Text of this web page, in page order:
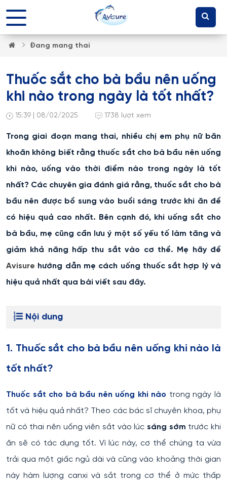
Đang mang thai
Thuốc sắt cho bà bầu nên uống
khi nào trong ngày là tốt nhất?
15:39 | 08/02/2025 1738 lượt xem
Trong giai đoạn mang thai, nhiều chị em phụ nữ băn
khoăn không biết rằng thuốc sắt cho bà bầu nên uống
khi nào, uống vào thời điểm nào trong ngày là tốt
nhất? Các chuyên gia đánh giá rằng, thuốc sắt cho bà
bầu nên được bổ sung vào buổi sáng trước khi ăn để
có hiệu quả cao nhất. Bên cạnh đó, khi uống sắt cho
bà bầu, mẹ cũng cần lưu ý một số yếu tố làm tăng và
giảm khả năng hấp thu sắt vào cơ thể. Mẹ hãy để
Avisure hướng dẫn mẹ cách uống thuốc sắt hợp lý và
hiệu quả nhất qua bài viết sau đây.
Nội dung
1. Thuốc sắt cho bà bầu nên uống khi nào là
tốt nhất?
Thuốc sắt cho bà bầu nên uống khi nào trong ngày là
tốt và hiệu quả nhất? Theo các bác sĩ chuyên khoa, phụ
nữ có thai nên uống viên sắt vào lúc sáng sớm trước khi
ăn sẽ có tác dụng tốt. Vì lúc này, cơ thể chúng ta vừa
trải qua một giấc ngủ dài và cũng vào khoảng thời gian
này hàm lượng canxi và sắt trong cơ thể ở mức thấp